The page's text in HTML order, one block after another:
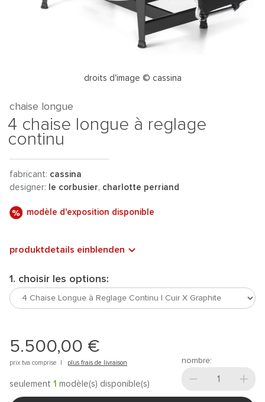
droits d'image © cassina
chaise longue
4 chaise longue à reglage
continu
fabricant: cassina
designer:
le corbusier, charlotte perriand
modèle d'exposition disponible
produktdetails einblenden
1. choisir les options:
5.500,00 €
prix tva comprise | plus frais de livraison
seulement 1 modèle(s) disponible(s)
nombre: